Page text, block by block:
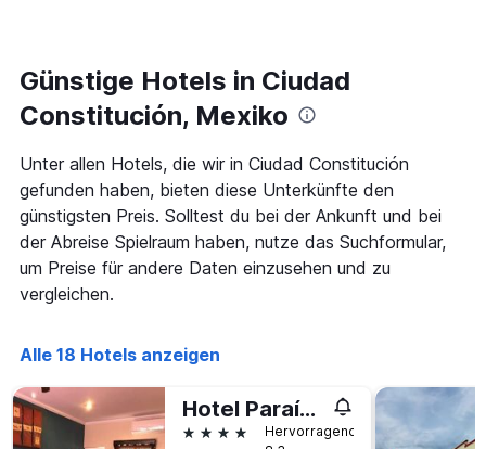
die
durchschnittlichen
für
heute
Nacht
in
den
letzten
3
Tagen
Tagen,
aggregiert
nach
Das
Diagramm
hat
1
X-
Achse,
die
die
Sternen
Das
Diagramm
hat
Günstige Hotels in Ciudad
Constitución, Mexiko
Unter allen Hotels, die wir in Ciudad Constitución
gefunden haben, bieten diese Unterkünfte den
günstigsten Preis. Solltest du bei der Ankunft und bei
der Abreise Spielraum haben, nutze das Suchformular,
um Preise für andere Daten einzusehen und zu
vergleichen.
Alle 18 Hotels anzeigen
Hotel Paraíso Del Valle
4 Sterne
Hervorragend